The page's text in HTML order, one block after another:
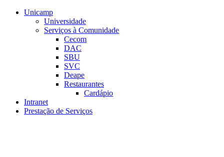
Conteúdo principal
Unicamp
Universidade
Serviços à Comunidade
Cecom
DAC
SBU
SVC
Deape
Restaurantes
Cardápio
Intranet
Prestação de Serviços